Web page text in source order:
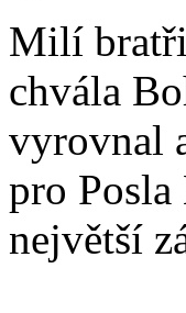
Milí
chvála
vyrovnal
pro
největší